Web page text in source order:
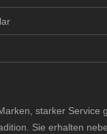
starker Service
Sie erhalten